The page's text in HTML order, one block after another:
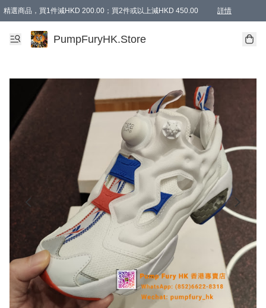
精選商品，買1件減HKD 200.00；買2件或以上減HKD 450.00 詳情
AAPE商品,會員專享9折或以上（按會員等級）AAPE products, members can
精選商品，任選買2件或以上減HKD 100.00
購物滿 HKD 800.00即享免運費優惠！（適用於 特定的送貨方式 )
PumpFuryHK.Store